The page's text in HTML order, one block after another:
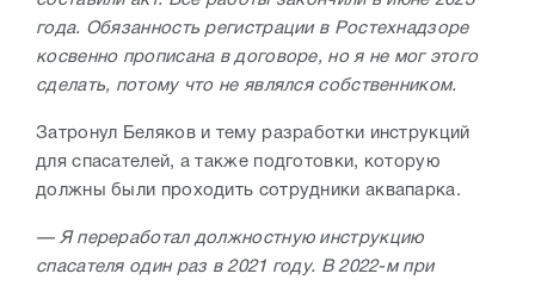
года. Обязанность регистрации в Ростехнадзоре
косвенно прописана в договоре, но я не мог этого
сделать, потому что не являлся собственником.
Затронул Беляков и тему разработки инструкций
для спасателей, а также подготовки, которую
должны были проходить сотрудники аквапарка.
— Я переработал должностную инструкцию
спасателя один раз в 2021 году. В 2022-м при